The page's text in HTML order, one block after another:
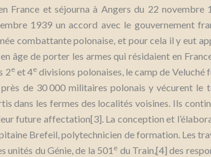
France et séjourna à Angers du 22 novembre
1939 un accord avec le gouvernement
combattante polonaise, et pour cela il y eut
âge de porter les armes qui résidaient en
2eet 4e divisions polonaises, le camp de Veluché
de 30 000 militaires polonais y vécurent le
dans les fermes des localités voisines. Ils
future affectation[3]. La conception et
Brefeil, polytechnicien de formation. Les
unités du Génie, de la 501 e du Train,[4] des